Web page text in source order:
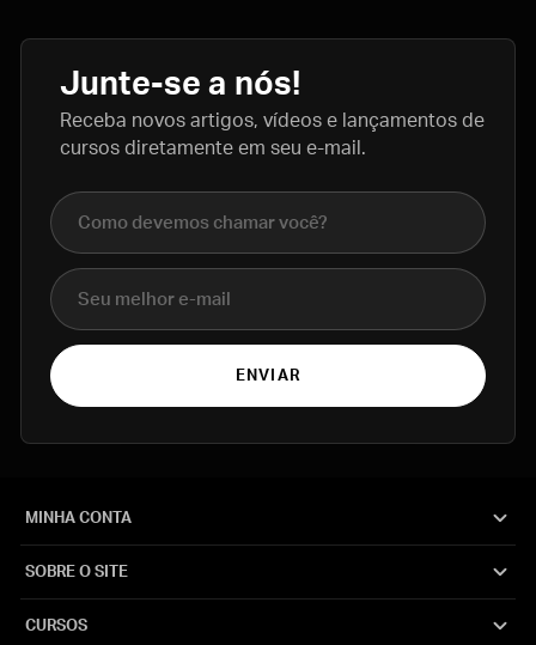
Junte-se a nós!
Receba novos artigos, vídeos e lançamentos de
cursos diretamente em seu e-mail.
Nome completo
E-mail
ENVIAR
MINHA CONTA
SOBRE O SITE
CURSOS